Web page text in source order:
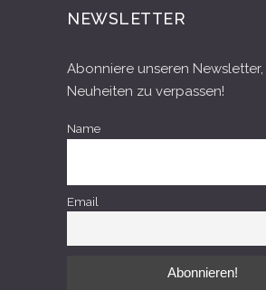
NEWSLETTER
Abonniere unseren
Neuheiten zu verpassen!
Name
Email